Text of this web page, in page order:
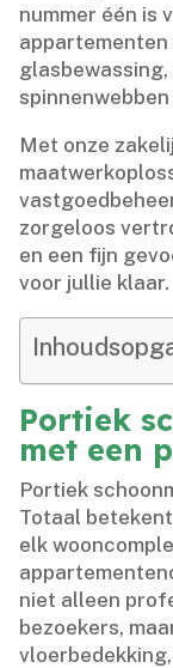
nummer één is
appartementen
Met onze
zorgeloos
en een fijn
voor jullie klaar.​
Portiek
met een
Portiek
Totaal
elk
niet alleen
bezoekers,